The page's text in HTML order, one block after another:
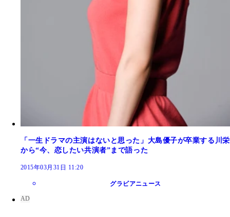
「一生ドラマの主演はないと思った」大島優子が卒業する川栄
から“今、恋したい共演者”まで語った
2015年03月31日 11:20
グラビアニュース